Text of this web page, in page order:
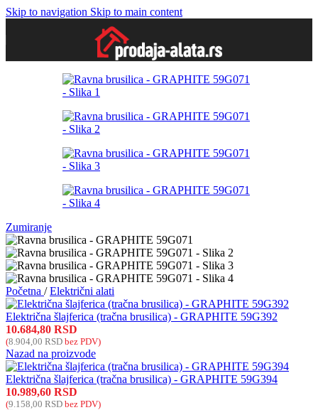
Skip to navigation Skip to main content
Zumiranje
Početna / Električni alati
Električna šlajferica (tračna brusilica) - GRAPHITE 59G392
10.684,80 RSD
(8.904,00 RSD bez PDV)
Nazad na proizvode
Električna šlajferica (tračna brusilica) - GRAPHITE 59G394
10.989,60 RSD
(9.158,00 RSD bez PDV)